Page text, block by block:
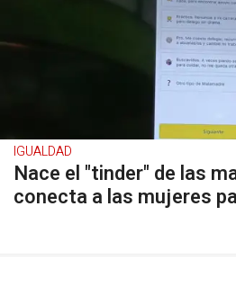
IGUALDAD
Nace el "tinder" de las
conecta a las mujeres